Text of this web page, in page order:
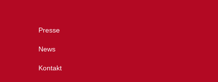
Presse
News
Kontakt